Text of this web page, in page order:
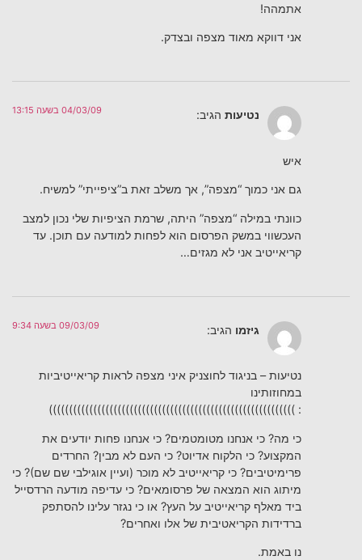
אתמהה!
אני דווקא מאוד מצפה ובצדק.
נטיעות הגיב: 04/03/09 בשעה 13:15
איש
גם אני כמוך “מצפה”, אך משלב זאת ב”ציפייתי” למשיח.
כוונתי במילה “מצפה” היתה, שרמת הציפיות שלי נכון למצב
העכשווי במשק הפרסום הוא לפחות למודעה עם תוכן. עד
קריאייטיב אני לא מגזים…
גיזמו הגיב: 09/03/09 בשעה 9:34
נטיעות – בניגוד לחוצניק איני מצפה לראות קריאייטיביות
במחוזותינו
: )))))))))))))))))))))))))))))))))))))))))))))))))))))))))))))
כי מה? כי אנחנו מטומטמים? כי אנחנו פחות יודעים את
המקצוע? כי הלקוח אדיוט? כי העם לא מבין? החרדים
פרימיטיבים? כי קריאייטיב לא מוכר (ועיין אוגילבי שם שם)? כי
מיתוג הוא המצאה של פרסומאים? כי עדיפה מודעה הרדסייל
ביד מאלף קריאייטיב על העץ? או כי נגזר עלינו להסתפק
ברדידות הקריאטיבית של אלו ואחרים?
נו באמת.